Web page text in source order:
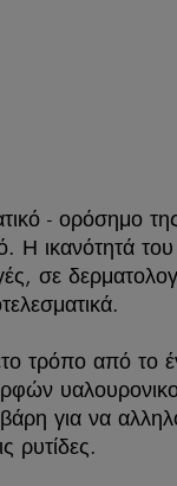
- ορόσημο
του
σε
τρόπο από το
για να
ρυτίδες.